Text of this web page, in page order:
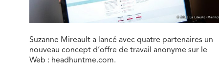
Suzanne Mireault a lancé avec quatre partenaires un
nouveau concept d’offre de travail anonyme sur le
Web : headhuntme.com.